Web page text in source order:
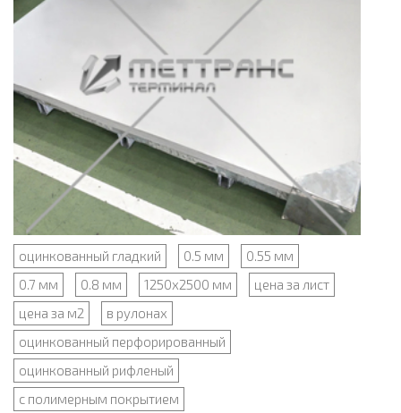
оцинкованный гладкий 0.5 мм
0.55 мм
0.7 мм
0.8 мм 1250x2500 мм
цена за лист
цена за м2
в рулонах
оцинкованный перфорированный
оцинкованный рифленый
с полимерным покрытием